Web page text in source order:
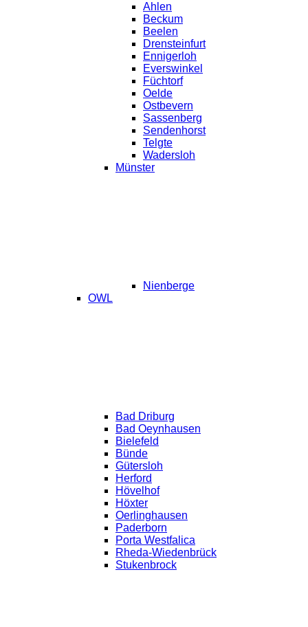
Ahlen
Beckum
Beelen
Drensteinfurt
Ennigerloh
Everswinkel
Füchtorf
Oelde
Ostbevern
Sassenberg
Sendenhorst
Telgte
Wadersloh
Münster
Nienberge
OWL
Bad Driburg
Bad Oeynhausen
Bielefeld
Bünde
Gütersloh
Herford
Hövelhof
Höxter
Oerlinghausen
Paderborn
Porta Westfalica
Rheda-Wiedenbrück
Stukenbrock